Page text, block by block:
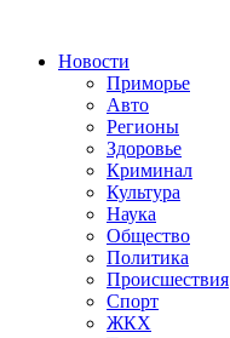
Новости
Приморье
Авто
Регионы
Здоровье
Криминал
Культура
Наука
Общество
Политика
Происшествия
Спорт
ЖКХ